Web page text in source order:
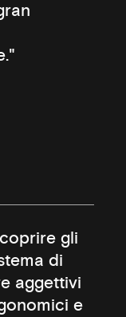
gli
di
aggettivi
e